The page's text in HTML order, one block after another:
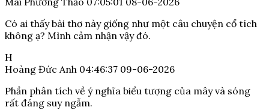
Có ai thấy bài thơ này giống như một câu chuyện cổ tích
không ạ? Mình cảm nhận vậy đó.
H
Hoàng Đức Anh 04:46:37 09-06-2026
Phần phân tích về ý nghĩa biểu tượng của mây và sóng
rất đáng suy ngẫm.